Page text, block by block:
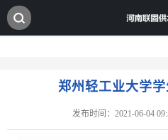
郑州轻工业大学
发布时间：2021-06-04